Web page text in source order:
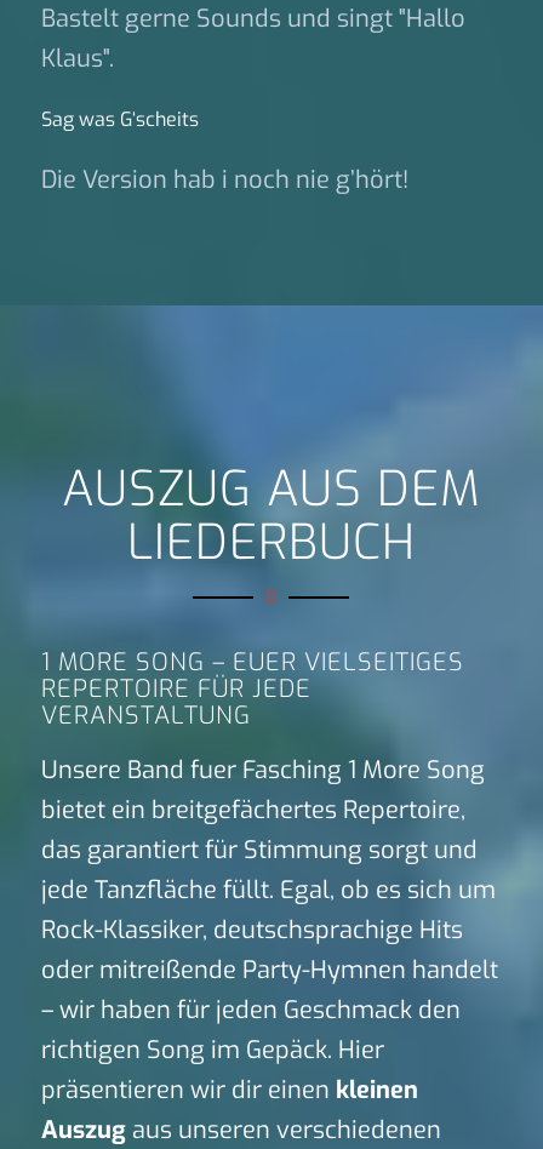
Bastelt gerne Sounds und singt "Hallo
Klaus".
Sag was G‘scheits
Die Version hab i noch nie g’hört!
AUSZUG AUS DEM
LIEDERBUCH
1 MORE SONG – EUER VIELSEITIGES
REPERTOIRE FÜR JEDE
VERANSTALTUNG
Unsere Band fuer Fasching 1 More Song
bietet ein breitgefächertes Repertoire,
das garantiert für Stimmung sorgt und
jede Tanzfläche füllt. Egal, ob es sich um
Rock-Klassiker, deutschsprachige Hits
oder mitreißende Party-Hymnen handelt
– wir haben für jeden Geschmack den
richtigen Song im Gepäck. Hier
präsentieren wir dir einen kleinen
Auszugaus unseren verschiedenen